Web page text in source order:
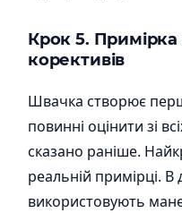
Крок 5. Примірка
корективів
Швачка створює
повинні оцінити зі
сказано раніше.
реальній примірці. В
використовують